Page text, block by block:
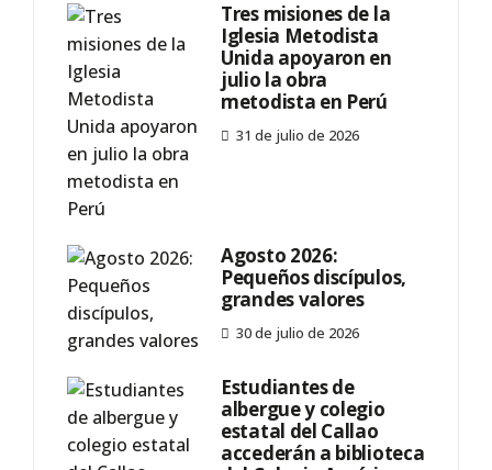
Tres misiones de la
Iglesia Metodista
Unida apoyaron en
julio la obra
metodista en Perú
31 de julio de 2026
Agosto 2026:
Pequeños discípulos,
grandes valores
30 de julio de 2026
Estudiantes de
albergue y colegio
estatal del Callao
accederán a biblioteca